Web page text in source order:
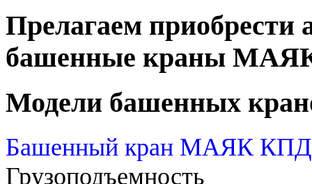
Прелагаем приобрести
башенные краны
Модели башенных
Башенный кран МАЯК КПД
Грузоподъемность